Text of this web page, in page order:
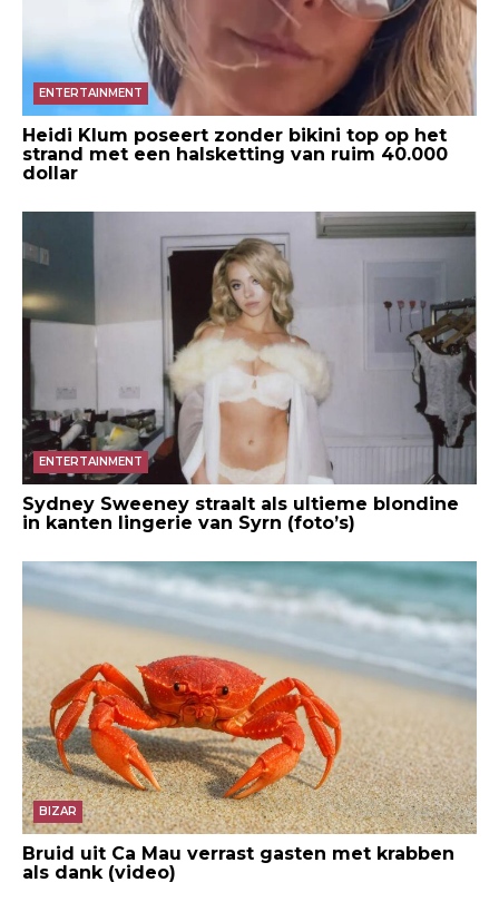
ENTERTAINMENT
Heidi Klum poseert zonder bikini top op het
strand met een halsketting van ruim 40.000
dollar
ENTERTAINMENT
Sydney Sweeney straalt als ultieme blondine
in kanten lingerie van Syrn (foto’s)
BIZAR
Bruid uit Ca Mau verrast gasten met krabben
als dank (video)